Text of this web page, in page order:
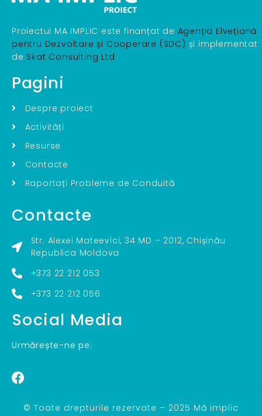
Proiectul MA IMPLIC este finanțat de Agenția Elvețiană
pentru Dezvoltare și Cooperare (SDC) și implementat
de Skat Consulting Ltd
Pagini
Despre proiect
Activități
Resurse
Contacte
Raportați Probleme de Conduită
Contacte
Str. Alexei Mateevici, 34 MD – 2012, Chișinău
Republica Moldova
+373 22 212 053
+373 22 212 056
Social Media
Urmărește-ne pe:
© Toate drepturile rezervate – 2025 Mă implic